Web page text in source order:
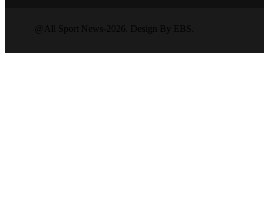
@All Sport News-2026. Design By EBS.